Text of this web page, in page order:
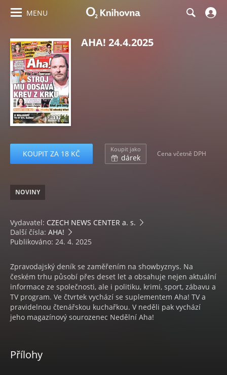
MENU
AHA! 24.4.2025
KOUPIT ZA 18 KČ Koupit jako
dárek Cena včetně DPH
NOVINY
Vydavatel: CZECH NEWS CENTER a. s.
Další čísla: AHA!
Publikováno: 24. 4. 2025
Zpravodajský deník se zaměřením na showbyznys. Na
českém trhu působí přes deset let a obsahuje nejen aktuální
informace ze společnosti, ale i politiku, krimi, sport, zábavu a
TV program. Ve čtvrtek vychází se suplementem Aha! TV a
pravidelnou čtenářskou kuchařkou. V neděli pak vychází
jeho magazínový sourozenec Nedělní Aha!
Přílohy